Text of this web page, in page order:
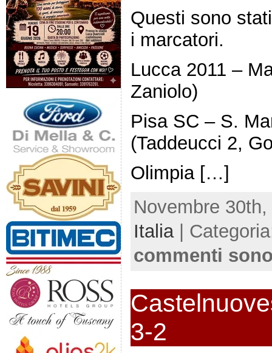
Questi sono
i marcatori.
Lucca 2011 –
Zaniolo)
Pisa SC – S.
(Taddeucci 2,
Olimpia […]
Novembre
Italia|
commenti
3-2